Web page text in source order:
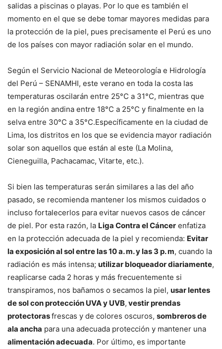
salidas a piscinas o playas. Por lo que es también el
momento en el que se debe tomar mayores medidas para
la protección de la piel, pues precisamente el Perú es uno
de los países con mayor radiación solar en el mundo.
Según el Servicio Nacional de Meteorología e Hidrología
del Perú – SENAMHI, este verano en toda la costa las
temperaturas oscilarán entre 25°C a 31°C, mientras que
en la región andina entre 18°C a 25°C y finalmente en la
selva entre 30°C a 35°C.Específicamente en la ciudad de
Lima, los distritos en los que se evidencia mayor radiación
solar son aquellos que están al este (La Molina,
Cieneguilla, Pachacamac, Vitarte, etc.).
Si bien las temperaturas serán similares a las del año
pasado, se recomienda mantener los mismos cuidados o
incluso fortalecerlos para evitar nuevos casos de cáncer
de piel. Por esta razón, la Liga Contra el Cáncer enfatiza
en la protección adecuada de la piel y recomienda: Evitar
la exposición al sol entre las 10 a. m. y las 3 p. m, cuando la
radiación es más intensa; utilizar bloqueador diariamente,
reaplicarse cada 2 horas y más frecuentemente si
transpiramos, nos bañamos o secamos la piel, usar lentes
de sol con protección UVA y UVB, vestir prendas
protectorasfrescas y de colores oscuros, sombreros de
ala ancha para una adecuada protección y mantener una
alimentación adecuada. Por último, es importante